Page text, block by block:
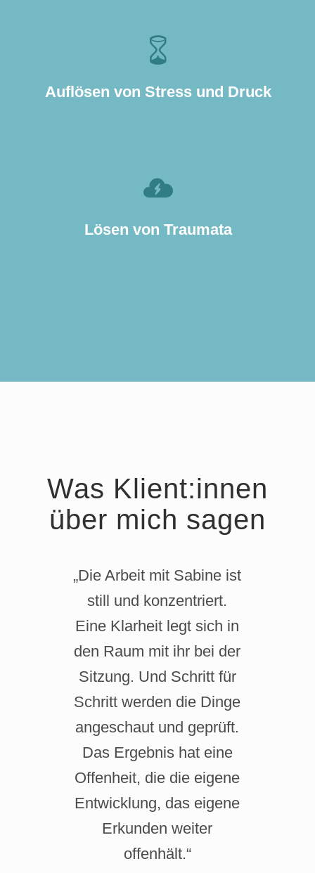
Auflösen von Stress und Druck
z. B. bei Überforderung in der Familie,
bei beruflichen Herausforderungen
Lösen von Traumata
Geburt, Verlust eines geliebten
Was Klient:innen
über mich sagen
„Die Arbeit mit Sabine ist
still und konzentriert.
Eine Klarheit legt sich in
den Raum mit ihr bei der
Sitzung. Und Schritt für
Schritt werden die Dinge
angeschaut und geprüft.
Das Ergebnis hat eine
Offenheit, die die eigene
Entwicklung, das eigene
Erkunden weiter
offenhält.“